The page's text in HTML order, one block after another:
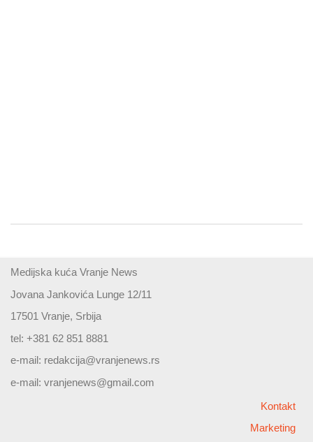
Medijska kuća Vranje News
Jovana Jankovića Lunge 12/11
17501 Vranje, Srbija
tel: +381 62 851 8881
e-mail: redakcija@vranjenews.rs
e-mail: vranjenews@gmail.com
Kontakt
Marketing